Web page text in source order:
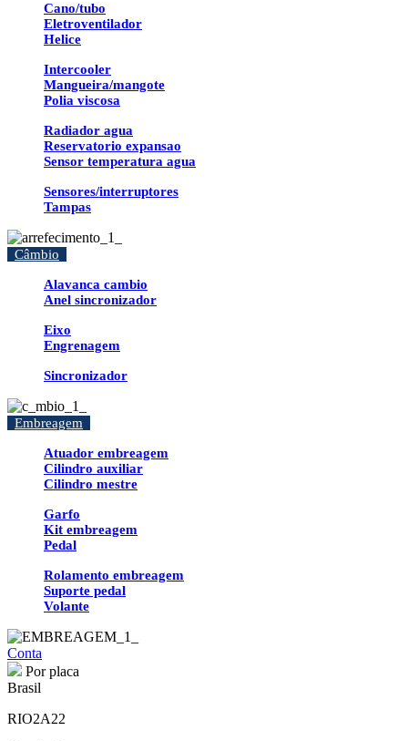
Cano/tubo
Eletroventilador
Helice
Intercooler
Mangueira/mangote
Polia viscosa
Radiador agua
Reservatorio expansao
Sensor temperatura agua
Sensores/interruptores
Tampas
Câmbio
Alavanca cambio
Anel sincronizador
Eixo
Engrenagem
Sincronizador
Embreagem
Atuador embreagem
Cilindro auxiliar
Cilindro mestre
Garfo
Kit embreagem
Pedal
Rolamento embreagem
Suporte pedal
Volante
Conta
Por placa
Brasil
RIO2A22